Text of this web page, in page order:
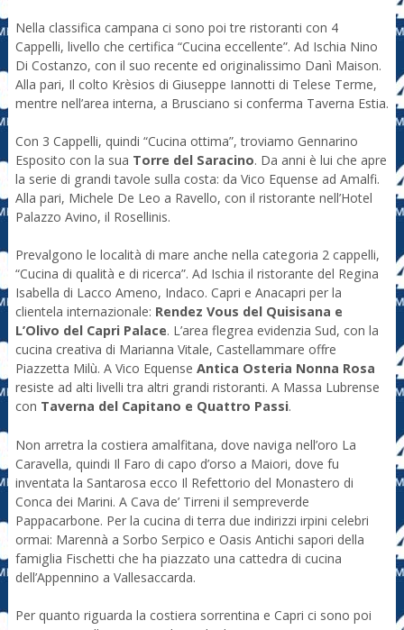
Nella classifica campana ci sono poi tre ristoranti con 4
Cappelli, livello che certifica “Cucina eccellente”. Ad Ischia Nino
Di Costanzo, con il suo recente ed originalissimo Danì Maison.
Alla pari, Il colto Krèsios di Giuseppe Iannotti di Telese Terme,
mentre nell’area interna, a Brusciano si conferma Taverna Estia.
Con 3 Cappelli, quindi “Cucina ottima”, troviamo Gennarino
Esposito con la sua Torre del Saracino. Da anni è lui che apre
la serie di grandi tavole sulla costa: da Vico Equense ad Amalfi.
Alla pari, Michele De Leo a Ravello, con il ristorante nell’Hotel
Palazzo Avino, il Rosellinis.
Prevalgono le località di mare anche nella categoria 2 cappelli,
“Cucina di qualità e di ricerca”. Ad Ischia il ristorante del Regina
Isabella di Lacco Ameno, Indaco. Capri e Anacapri per la
clientela internazionale: Rendez Vous del Quisisana e
L’Olivo del Capri Palace. L’area flegrea evidenzia Sud, con la
cucina creativa di Marianna Vitale, Castellammare offre
Piazzetta Milù. A Vico Equense Antica Osteria Nonna Rosa
resiste ad alti livelli tra altri grandi ristoranti. A Massa Lubrense
con Taverna del Capitano e Quattro Passi.
Non arretra la costiera amalfitana, dove naviga nell’oro La
Caravella, quindi Il Faro di capo d’orso a Maiori, dove fu
inventata la Santarosa ecco Il Refettorio del Monastero di
Conca dei Marini. A Cava de’ Tirreni il sempreverde
Pappacarbone. Per la cucina di terra due indirizzi irpini celebri
ormai: Marennà a Sorbo Serpico e Oasis Antichi sapori della
famiglia Fischetti che ha piazzato una cattedra di cucina
dell’Appennino a Vallesaccarda.
Per quanto riguarda la costiera sorrentina e Capri ci sono poi